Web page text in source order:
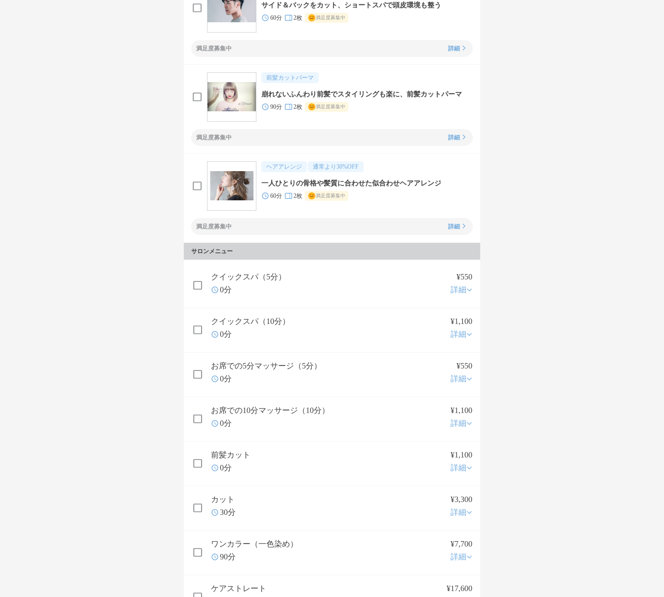
サイド＆バックをカット、ショートスパで頭皮環境も整う
60分 2枚 満足度募集中
満足度募集中 詳細
前髪カットパーマ
崩れないふんわり前髪でスタイリングも楽に、前髪カットパーマ
90分 2枚 満足度募集中
満足度募集中 詳細
ヘアアレンジ 通常より 30%OFF
一人ひとりの骨格や髪質に合わせた似合わせヘアアレンジ
60分 2枚 満足度募集中
満足度募集中 詳細
サロンメニュー
クイックスパ（5分）
¥550
0分
詳細
クイックスパ（10分）
¥1,100
0分
詳細
お席での5分マッサージ（5分）
¥550
0分
詳細
お席での10分マッサージ（10分）
¥1,100
0分
詳細
前髪カット
¥1,100
0分
詳細
カット
¥3,300
30分
詳細
ワンカラー（一色染め）
¥7,700
90分
詳細
ケアストレート
¥17,600